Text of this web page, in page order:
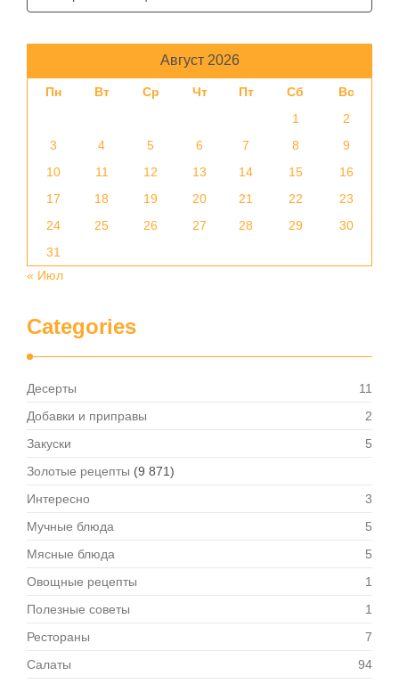
Август 2026
Пн Вт Ср Чт Пт Сб
Вс
1
2
3
4 5 6 7 8
9
10
11 12 13 14 15
16
17
18 19 20 21 22
23
24
25 26 27 28 29
30
31
« Июл
Categories
Десерты
11
Добавки и приправы
2
Закуски
5
Золотые рецепты (9 871)
Интересно
3
Мучные блюда
5
Мясные блюда
5
Овощные рецепты
1
Полезные советы
1
Рестораны
7
Салаты
94